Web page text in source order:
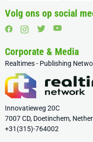
Volg ons op social
Corporate & Media
Realtimes - Publishing
Innovatieweg 20C
7007 CD, Doetinchem,
+31(315)-764002